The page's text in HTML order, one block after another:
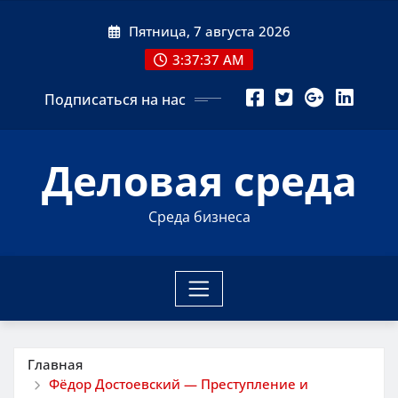
Пятница, 7 августа 2026
3:37:37 AM
Подписаться на нас
Деловая среда
Среда бизнеса
Главная
Фёдор Достоевский — Преступление и